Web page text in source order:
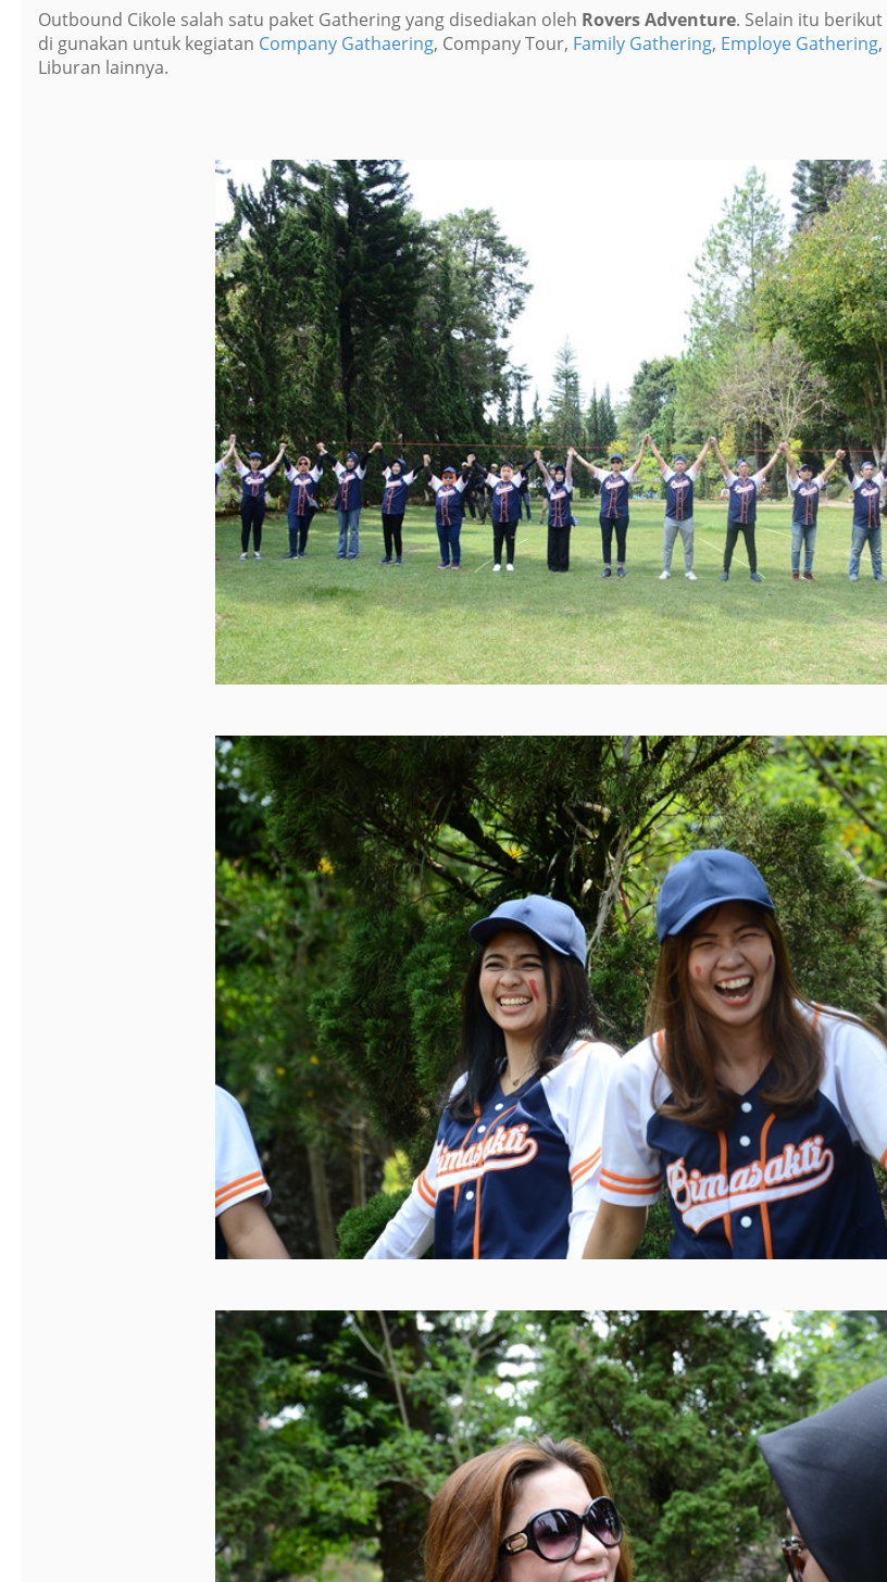
Outbound Cikole salah satu paket Gathering yang disediakan oleh Rovers Adventure. Selain itu
di gunakan untuk kegiatan Company Gathaering, Company Tour, Family Gathering, Employe Gathering,
Liburan lainnya.